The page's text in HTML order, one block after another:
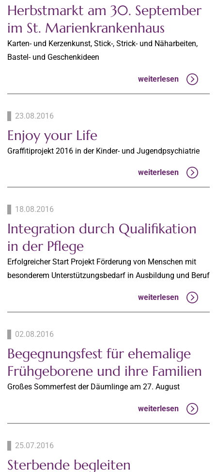
Herbstmarkt am 30. September
im St. Marienkrankenhaus
Karten- und Kerzenkunst, Stick-, Strick- und Näharbeiten,
Bastel- und Geschenkideen
weiterlesen
23.08.2016
Enjoy your Life
Graffitiprojekt 2016 in der Kinder- und Jugendpsychiatrie
weiterlesen
18.08.2016
Integration durch Qualifikation
in der Pflege
Erfolgreicher Start Projekt Förderung von Menschen mit
besonderem Unterstützungsbedarf in Ausbildung und Beruf
weiterlesen
02.08.2016
Begegnungsfest für ehemalige
Frühgeborene und ihre Familien
Großes Sommerfest der Däumlinge am 27. August
weiterlesen
25.07.2016
Sterbende begleiten